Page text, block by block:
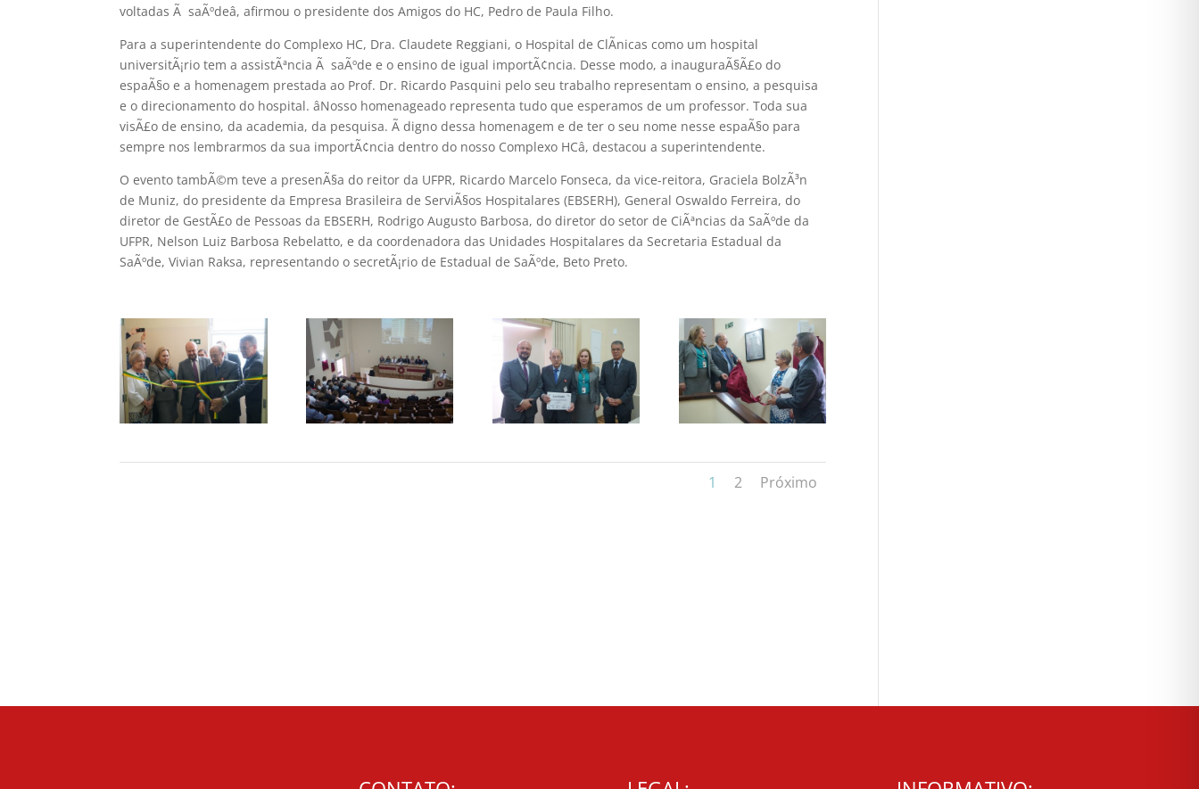
voltadas Ã saÃºdeâ, afirmou o presidente dos Amigos do HC, Pedro de Paula Filho.
Para a superintendente do Complexo HC, Dra. Claudete Reggiani, o Hospital de ClÃ­nicas como um hospital
universitÃ¡rio tem a assistÃªncia Ã saÃºde e o ensino de igual importÃ¢ncia. Desse modo, a inauguraÃ§Ã£o do
espaÃ§o e a homenagem prestada ao Prof. Dr. Ricardo Pasquini pelo seu trabalho representam o ensino, a pesquisa
e o direcionamento do hospital. âNosso homenageado representa tudo que esperamos de um professor. Toda sua
visÃ£o de ensino, da academia, da pesquisa. Ã digno dessa homenagem e de ter o seu nome nesse espaÃ§o para
sempre nos lembrarmos da sua importÃ¢ncia dentro do nosso Complexo HCâ, destacou a superintendente.
O evento tambÃ©m teve a presenÃ§a do reitor da UFPR, Ricardo Marcelo Fonseca, da vice-reitora, Graciela BolzÃ³n
de Muniz, do presidente da Empresa Brasileira de ServiÃ§os Hospitalares (EBSERH), General Oswaldo Ferreira, do
diretor de GestÃ£o de Pessoas da EBSERH, Rodrigo Augusto Barbosa, do diretor do setor de CiÃªncias da SaÃºde da
UFPR, Nelson Luiz Barbosa Rebelatto, e da coordenadora das Unidades Hospitalares da Secretaria Estadual da
SaÃºde, Vivian Raksa, representando o secretÃ¡rio de Estadual de SaÃºde, Beto Preto.
1 2 Próximo